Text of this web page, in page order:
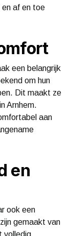
af en toe
een belangrijk
om hun
Dit maakt ze
Arnhem.
aan
en
ook een
gemaakt van
volledig